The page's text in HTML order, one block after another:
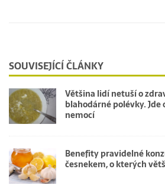
SOUVISEJÍCÍ ČLÁNKY
Většina lidí netuší o
blahodárné polévky. Jde
nemocí
Benefity pravidelné
česnekem, o kterých